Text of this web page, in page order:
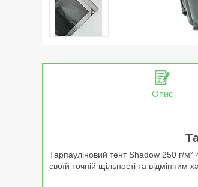
Опис
Тарпауліновий тент Shadow 250 г/м²
своїй точній щільності та